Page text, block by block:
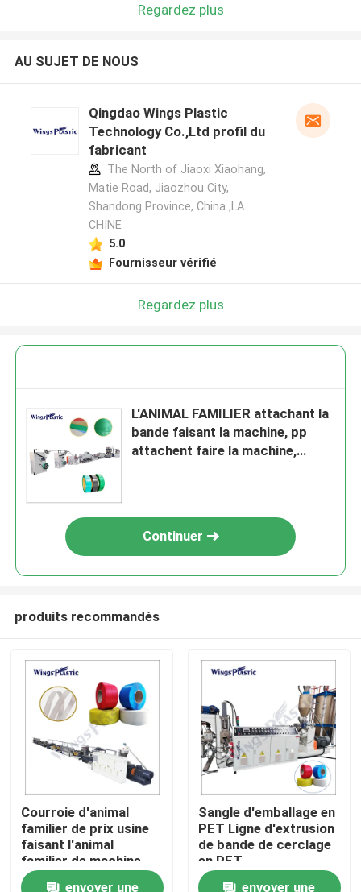
Produits
Au sujet de nous
Regardez plus
AU SUJET DE NOUS
Qingdao Wings Plastic
Technology Co.,Ltd profil du
fabricant
The North of Jiaoxi Xiaohang,
Matie Road, Jiaozhou City,
Shandong Province, China ,LA
CHINE
5.0
Fournisseur vérifié
Regardez plus
L'ANIMAL FAMILIER attachant la
bande faisant la machine, pp
attachent faire la machine,
Continuer
produits recommandés
Courroie d'animal
familier de prix usine
faisant l'animal
familier de machine
attachant la machine
envoyer une
Sangle d'emballage en
PET Ligne d'extrusion
de bande de cerclage
en PET
envoyer une